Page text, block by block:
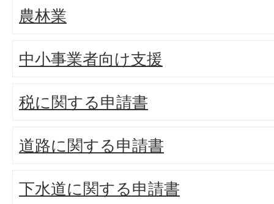
農林業
中小事業者向け支援
税に関する申請書
道路に関する申請書
下水道に関する申請書